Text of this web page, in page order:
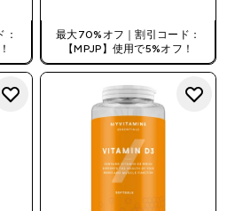
最大70%オフ｜割引コード：
【MPJP】使用で5%オフ！